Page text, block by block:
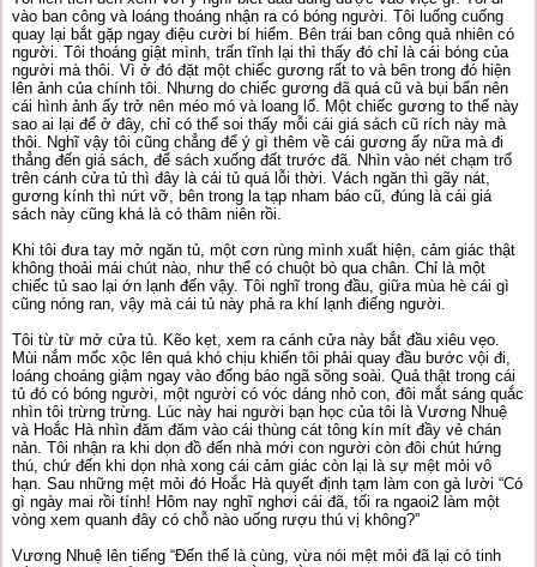
vào ban công và loáng thoáng nhận ra có bóng người. Tôi luống cuống
quay lại bắt gặp ngay điệu cười bí hiểm. Bên trái ban công quả nhiên có
người. Tôi thoáng giật mình, trấn tĩnh lại thì thấy đó chỉ là cái bóng của
người mà thôi. Vì ở đó đặt một chiếc gương rất to và bên trong đó hiện
lên ảnh của chính tôi. Nhưng do chiếc gương đã quá cũ và bụi bẩn nên
cái hình ảnh ấy trở nên méo mó và loang lổ. Một chiếc gương to thế này
sao ai lại để ở đây, chỉ có thể soi thấy mỗi cái giá sách cũ rích này mà
thôi. Nghĩ vậy tôi cũng chẳng để ý gì thêm về cái gương ấy nữa mà đi
thẳng đến giá sách, để sách xuống đất trước đã. Nhìn vào nét chạm trổ
trên cánh cửa tủ thì đây là cái tủ quá lỗi thời. Vách ngăn thì gãy nát,
gương kính thì nứt vỡ, bên trong la tạp nham báo cũ, đúng là cái giá
sách này cũng khá là có thâm niên rồi.
Khi tôi đưa tay mở ngăn tủ, một cơn rùng mình xuất hiện, cảm giác thật
không thoải mái chút nào, như thể có chuột bò qua chân. Chỉ là một
chiếc tủ sao lại ớn lạnh đến vậy. Tôi nghĩ trong đầu, giữa mùa hè cái gì
cũng nóng ran, vậy mà cái tủ này phả ra khí lạnh điếng người.
Tôi từ từ mở cửa tủ. Kẽo kẹt, xem ra cánh cửa này bắt đầu xiêu vẹo.
Mùi nắm mốc xộc lên quá khó chịu khiến tôi phải quay đầu bước vội đi,
loáng choáng giậm ngay vào đống báo ngã sõng soài. Quả thật trong cái
tủ đó có bóng người, một người có vóc dáng nhỏ con, đôi mắt sáng quắc
nhìn tôi trừng trừng. Lúc này hai người bạn học của tôi là Vương Nhuệ
và Hoắc Hà nhìn đăm đăm vào cái thùng cát tông kín mít đầy vẻ chán
nản. Tôi nhận ra khi dọn đồ đến nhà mới con người còn đôi chút hứng
thú, chứ đến khi dọn nhà xong cái cảm giác còn lại là sự mệt mỏi vô
hạn. Sau những mệt mỏi đó Hoắc Hà quyết định tạm làm con gà lười “Có
gì ngày mai rồi tính! Hôm nay nghĩ nghơi cái đã, tối ra ngaoi2 làm một
vòng xem quanh đây có chỗ nào uống rượu thú vị không?”
Vương Nhuệ lên tiếng “Đến thế là cùng, vừa nói mệt mỏi đã lại có tinh